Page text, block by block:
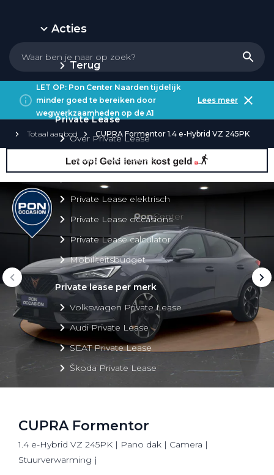
Acties
Terug
Private Lease
Over Private Lease
Private Lease aanbod
Private Lease elektrisch
Private Lease occasions
Private Lease calculator
Mobiliteitsbudget
Private lease per merk
Volkswagen Private Lease
Audi Private Lease
SEAT Private Lease
Škoda Private Lease
Bekijk alle aanbiedingen
LET OP: Pon Center Naarden tijdelijk
minder goed te bereiken door
wegwerkzaamheden op de A1
Lees meer
Totaal aanbod CUPRA Formentor 1.4 e-Hybrid VZ 245PK
CUPRA Formentor
1.4 e-Hybrid VZ 245PK | Pano dak | Camera |
Stuurverwarming |